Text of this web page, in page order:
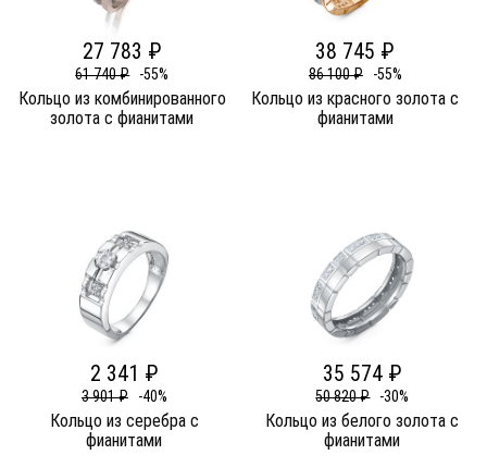
27 783 ₽
61 740 ₽ -55%
Кольцо из комбинированного
золота c фианитами
38 745 ₽
86 100 ₽ -55%
Кольцо из красного золота c
фианитами
2 341 ₽
3 901 ₽ -40%
Кольцо из серебра c
фианитами
35 574 ₽
50 820 ₽ -30%
Кольцо из белого золота c
фианитами